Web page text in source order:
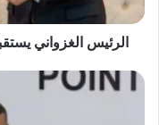
الرئيس الغزواني